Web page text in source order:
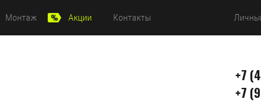
Монтаж Акции Контакты
+7
+7